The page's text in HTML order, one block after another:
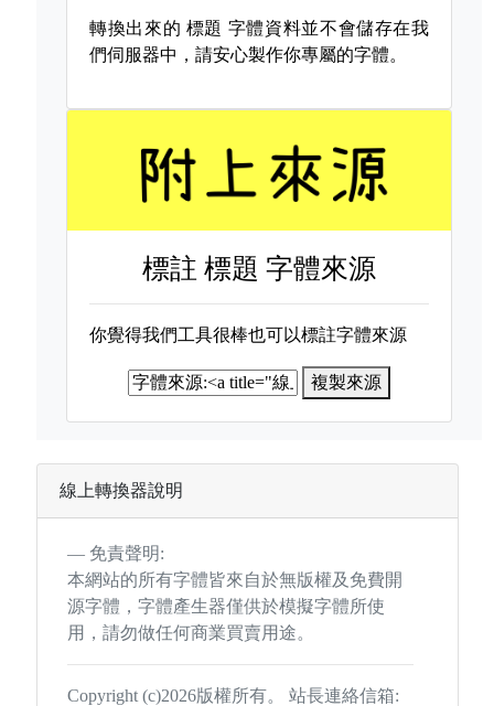
轉換出來的 標題 字體資料並不會儲存在我
們伺服器中，請安心製作你專屬的字體。
標註標題 字體來源
你覺得我們工具很棒也可以標註字體來源
複製來源
線上轉換器說明
免責聲明:
本網站的所有字體皆來自於無版權及免費開
源字體，字體產生器僅供於模擬字體所使
用，請勿做任何商業買賣用途。
Copyright (c)2026版權所有。 站長連絡信箱: